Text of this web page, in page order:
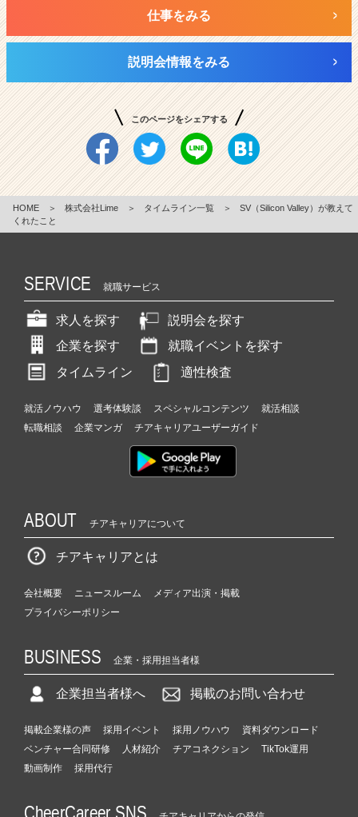
仕事をみる
説明会情報をみる
このページをシェアする
HOME ＞ 株式会社Lime ＞ タイムライン一覧 ＞
SV（Silicon Valley）が教えて
くれたこと
SERVICE 就職サービス
求人を探す
説明会を探す
企業を探す
就職イベントを探す
タイムライン
適性検査
就活ノウハウ 選考体験談 スペシャルコンテンツ
就活相談
転職相談
企業マンガ チアキャリアユーザーガイド
ABOUT チアキャリアについて
チアキャリアとは
会社概要 ニュースルーム
メディア出演・掲載
プライバシーポリシー
BUSINESS 企業・採用担当者様
企業担当者様へ 掲載のお問い合わせ
掲載企業様の声 採用イベント 採用ノウハウ
資料ダウンロード
ベンチャー合同研修
人材紹介 チアコネクション
TikTok運用
動画制作
採用代行
CheerCareer SNS